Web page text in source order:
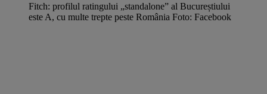
Fitch: profilul ratingului „standalone” al Bucureștiului
este A, cu multe trepte peste România Foto: Facebook